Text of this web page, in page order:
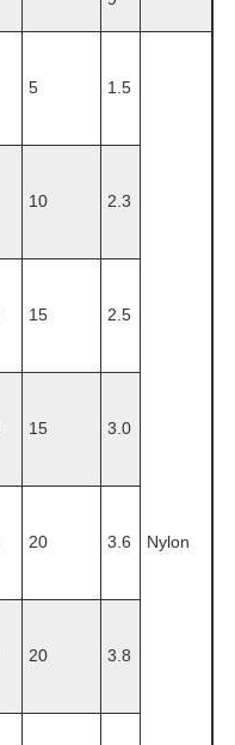
5 1.5
Nylon
10 2.3
15 2.5
15 3.0
20 3.6
20 3.8